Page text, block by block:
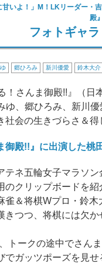
甘いよ！」M！LKリーダー
殿
フォトギャ
郷ひろみ 新川優愛 鈴木大介
さんま御殿!!』（日
ゆ、郷ひろみ、新川
社会の生きづらさ＆得
御殿!!』に出演した桃
ネ五輪女子マラソ
のクリップボードを
雀＆将棋Wプロ・鈴
きつつ、将棋には欠か
ークの途中でさん
でガッツポーズを見